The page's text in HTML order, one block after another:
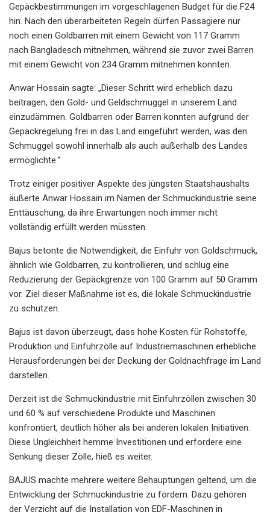
Gepäckbestimmungen im vorgeschlagenen Budget für die F24
hin. Nach den überarbeiteten Regeln dürfen Passagiere nur
noch einen Goldbarren mit einem Gewicht von 117 Gramm
nach Bangladesch mitnehmen, während sie zuvor zwei Barren
mit einem Gewicht von 234 Gramm mitnehmen konnten.
Anwar Hossain sagte: „Dieser Schritt wird erheblich dazu
beitragen, den Gold- und Geldschmuggel in unserem Land
einzudämmen. Goldbarren oder Barren konnten aufgrund der
Gepäckregelung frei in das Land eingeführt werden, was den
Schmuggel sowohl innerhalb als auch außerhalb des Landes
ermöglichte.“
Trotz einiger positiver Aspekte des jüngsten Staatshaushalts
äußerte Anwar Hossain im Namen der Schmuckindustrie seine
Enttäuschung, da ihre Erwartungen noch immer nicht
vollständig erfüllt werden müssten.
Bajus betonte die Notwendigkeit, die Einfuhr von Goldschmuck,
ähnlich wie Goldbarren, zu kontrollieren, und schlug eine
Reduzierung der Gepäckgrenze von 100 Gramm auf 50 Gramm
vor. Ziel dieser Maßnahme ist es, die lokale Schmuckindustrie
zu schützen.
Bajus ist davon überzeugt, dass hohe Kosten für Rohstoffe,
Produktion und Einfuhrzölle auf Industriemaschinen erhebliche
Herausforderungen bei der Deckung der Goldnachfrage im Land
darstellen.
Derzeit ist die Schmuckindustrie mit Einfuhrzöllen zwischen 30
und 60 % auf verschiedene Produkte und Maschinen
konfrontiert, deutlich höher als bei anderen lokalen Initiativen.
Diese Ungleichheit hemme Investitionen und erfordere eine
Senkung dieser Zölle, hieß es weiter.
BAJUS machte mehrere weitere Behauptungen geltend, um die
Entwicklung der Schmuckindustrie zu fördern. Dazu gehören
der Verzicht auf die Installation von EDF-Maschinen in